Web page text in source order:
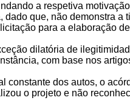
a respetiva
que, não demonstra a
para a elaboração
dilatória de
com base nos artigos
constante dos autos, o
o projeto e não